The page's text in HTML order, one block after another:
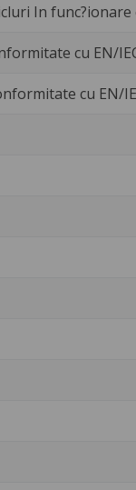
In
cu EN/
cu EN/